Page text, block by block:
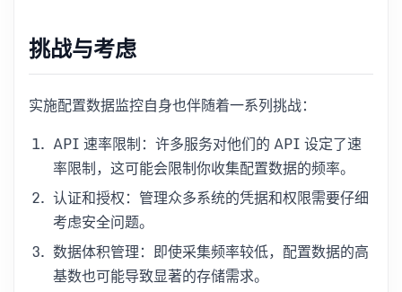
挑战与考虑
实施配置数据监控自身也伴随着一系列挑战：
API 速率限制：许多服务对他们的 API 设定了速
率限制，这可能会限制你收集配置数据的频率。
认证和授权：管理众多系统的凭据和权限需要仔细
考虑安全问题。
数据体积管理：即使采集频率较低，配置数据的高
基数也可能导致显著的存储需求。